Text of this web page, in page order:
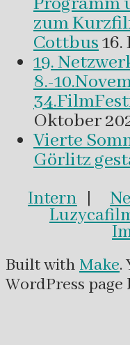
zum
Cottbus
19.
8.-
Oktober
Vierte
Görlitz
Intern |
Built with Make.
WordPress